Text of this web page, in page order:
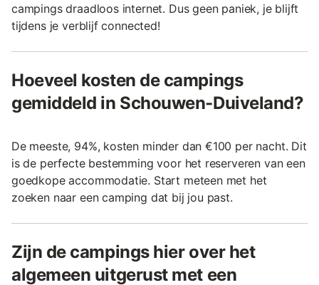
campings draadloos internet. Dus geen paniek, je blijft
tijdens je verblijf connected!
Hoeveel kosten de campings
gemiddeld in Schouwen-Duiveland?
De meeste, 94%, kosten minder dan €100 per nacht. Dit
is de perfecte bestemming voor het reserveren van een
goedkope accommodatie. Start meteen met het
zoeken naar een camping dat bij jou past.
Zijn de campings hier over het
algemeen uitgerust met een